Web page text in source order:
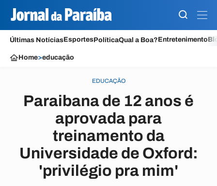
Últimas NotíciasEsportesPolíticaQual a Boa?Entretenimento
Home>educação
EDUCAÇÃO
Paraibana de 12 anos é
aprovada para
treinamento da
Universidade de Oxford:
'privilégio pra mim'